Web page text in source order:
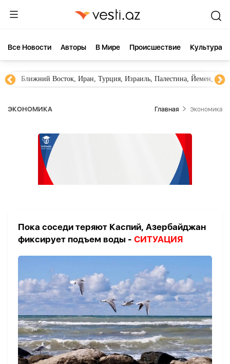
Все Новости Aвторы В Мире Происшествие Культура
Ближний Восток, Иран, Турция, Израиль, Палестина, Йемен,
ЭКОНОМИКА Главная Экономика
Пока соседи теряют Каспий, Азербайджан
фиксирует подъем воды - СИТУАЦИЯ